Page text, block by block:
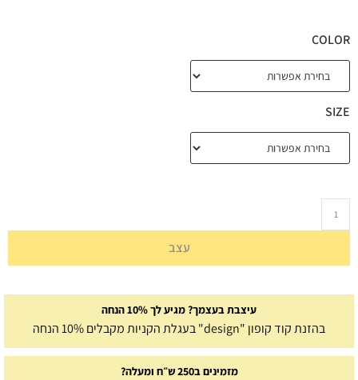
COLOR
SIZE
עצב
עיצבת בעצמך? מגיע לך 10% הנחה
בהזנת קוד קופון "design" בעגלת הקניות מקבלים 10% הנחה
מזמינים ב250 ש״ח ומעלה?